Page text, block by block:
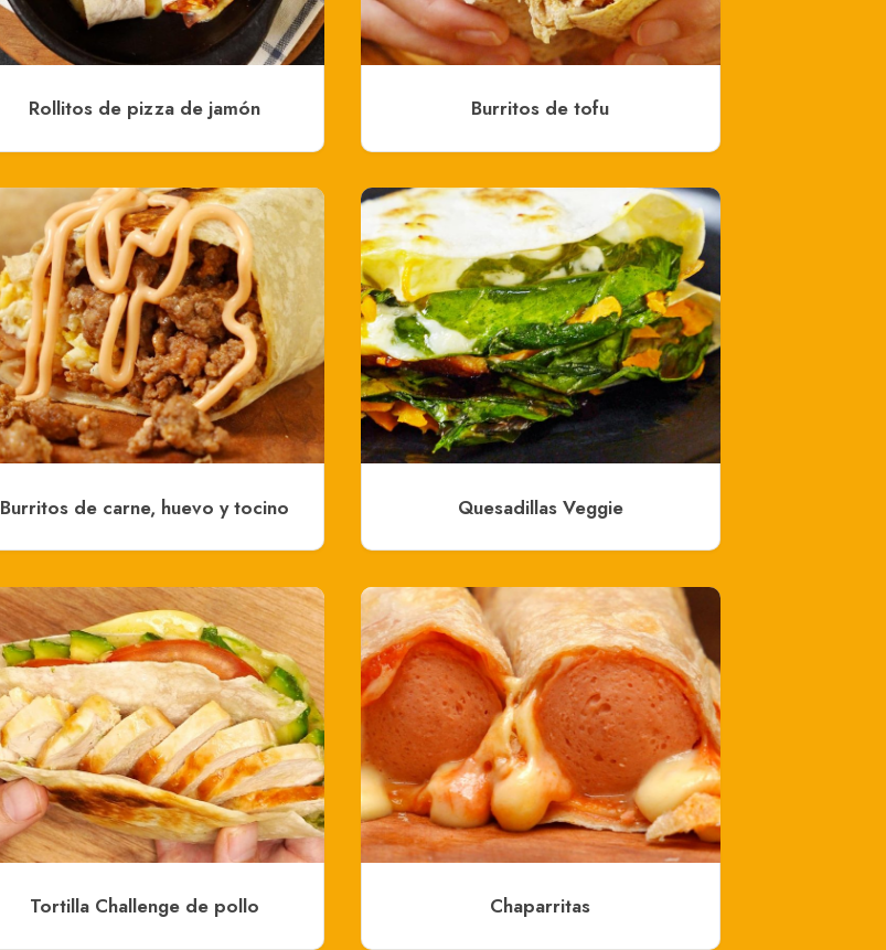
Rollitos de pizza de jamón Burritos de tofu
Burritos de carne, huevo y tocino Quesadillas Veggie
Tortilla Challenge de pollo Chaparritas